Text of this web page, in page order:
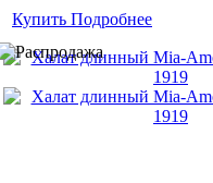
Купить Подробнее